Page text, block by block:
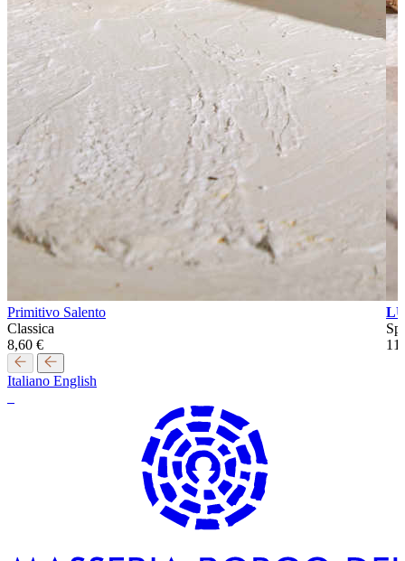
Primitivo Salento
Classica
8,60 €
Italiano English